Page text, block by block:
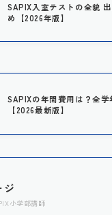
SAPIX入室テストの全貌
め【2026年版】
SAPIXの年間費用は？全
【2026最新版】
ジ
小学部講師